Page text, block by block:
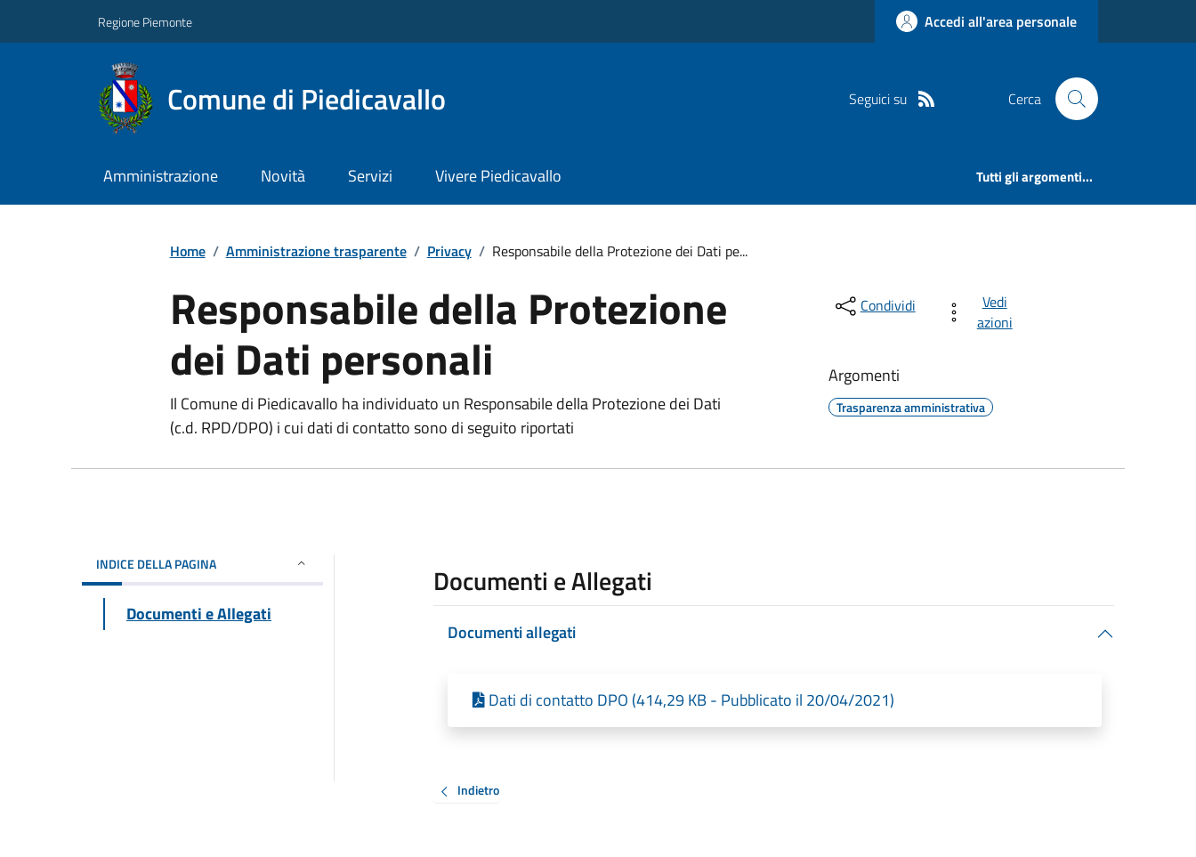
Regione Piemonte Accedi all'area personale
Comune di Piedicavallo Seguici su Cerca
Amministrazione Novità Servizi Vivere Piedicavallo Tutti gli argomenti...
Home / Amministrazione trasparente / Privacy / Responsabile della Protezione dei Dati pe...
Responsabile della Protezione
dei Dati personali
Il Comune di Piedicavallo ha individuato un Responsabile della Protezione dei Dati
(c.d. RPD/DPO) i cui dati di contatto sono di seguito riportati
Condividi
Vedi
azioni
Argomenti
Trasparenza amministrativa
INDICE DELLA PAGINA
Documenti e Allegati
Documenti e Allegati
Documenti allegati
Dati di contatto DPO (414,29 KB - Pubblicato il 20/04/2021)
Indietro